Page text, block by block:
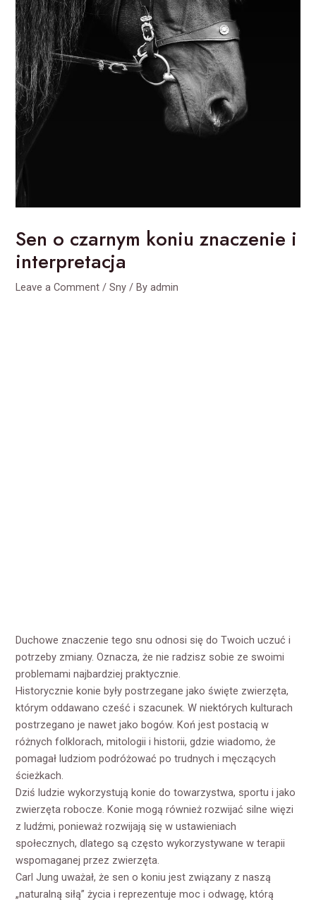
Sen o czarnym koniu znaczenie i
interpretacja
Leave a Comment /Sny / Byadmin
Duchowe znaczenie tego snu odnosi się do Twoich uczuć i
potrzeby zmiany. Oznacza, że nie radzisz sobie ze swoimi
problemami najbardziej praktycznie.
Historycznie konie były postrzegane jako święte zwierzęta,
którym oddawano cześć i szacunek. W niektórych kulturach
postrzegano je nawet jako bogów. Koń jest postacią w
różnych folklorach, mitologii i historii, gdzie wiadomo, że
pomagał ludziom podróżować po trudnych i męczących
ścieżkach.
Dziś ludzie wykorzystują konie do towarzystwa, sportu i jako
zwierzęta robocze. Konie mogą również rozwijać silne więzi
z ludźmi, ponieważ rozwijają się w ustawieniach
społecznych, dlatego są często wykorzystywane w terapii
wspomaganej przez zwierzęta.
Carl Jung uważał, że sen o koniu jest związany z naszą
„naturalną siłą” życia i reprezentuje moc i odwagę, którą